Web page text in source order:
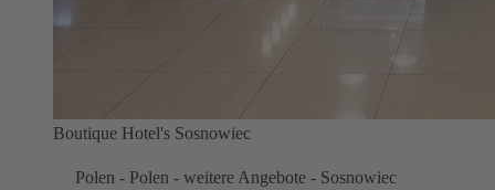
Boutique Hotel's Sosnowiec
Polen - Polen - weitere Angebote - Sosnowiec